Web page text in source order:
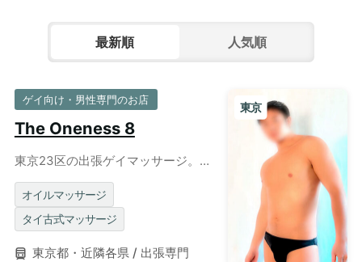
最新順 人気順
東京
ゲイ向け・男性専門のお店
The Oneness 8
東京23区の出張ゲイマッサージ。タ
至福のリラクゼーション。
オイルマッサージ
タイ古式マッサージ
東京都・近隣各県 / 出張専門